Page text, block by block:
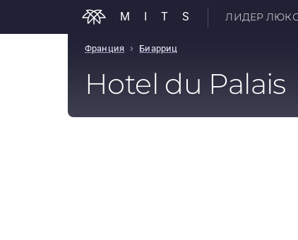
MITS ЛИДЕР
Франция › Биарриц
Hotel du Palais